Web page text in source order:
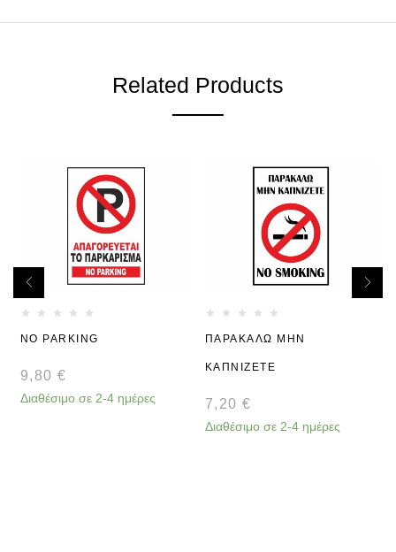
Related Products
NO PARKING
9,80 €
Διαθέσιμο σε 2-4 ημέρες
ΠΑΡΑΚΑΛΩ ΜΗΝ
ΚΑΠΝΙΖΕΤΕ
7,20 €
Διαθέσιμο σε 2-4 ημέρες